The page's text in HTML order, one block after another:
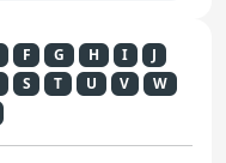
F G H I
J
S T U V
W